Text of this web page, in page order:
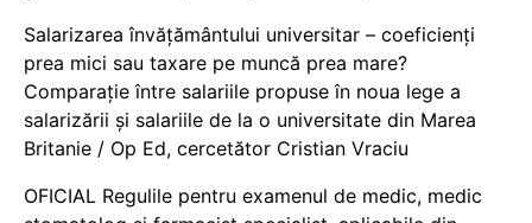
Salarizarea învățământului universitar – coeficienți
prea mici sau taxare pe muncă prea mare?
Comparație între salariile propuse în noua lege a
salarizării și salariile de la o universitate din Marea
Britanie / Op Ed, cercetător Cristian Vraciu
OFICIAL Regulile pentru examenul de medic, medic